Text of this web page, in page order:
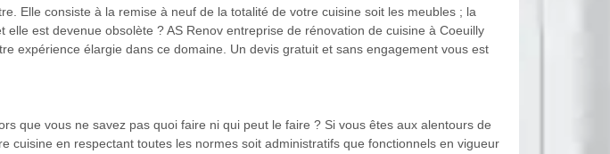
Elle consiste à la remise à neuf de la totalité de votre cuisine soit les meubles ; la
est devenue obsolète ? AS Renov entreprise de rénovation de cuisine à Coeuilly
expérience élargie dans ce domaine. Un devis gratuit et sans engagement vous est
que vous ne savez pas quoi faire ni qui peut le faire ? Si vous êtes aux alentours de
cuisine en respectant toutes les normes soit administratifs que fonctionnels en vigueur